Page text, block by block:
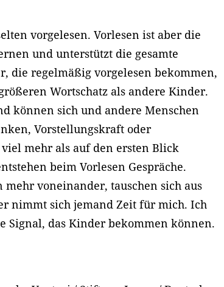
vorgelesen. Vorlesen ist aber die
und unterstützt die gesamte
die regelmäßig vorgelesen bekommen,
Wortschatz als andere Kinder.
können sich und andere Menschen
Vorstellungskraft oder
mehr als auf den ersten Blick
beim Vorlesen Gespräche.
voneinander, tauschen sich aus
nimmt sich jemand Zeit für mich. Ich
Signal, das Kinder bekommen können.